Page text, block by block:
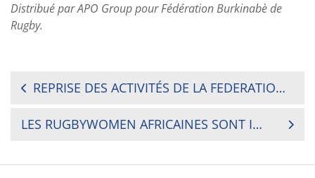
Distribué par APO Group pour Fédération Burkinabè de
Rugby.
NAVIGATION
REPRISE DES ACTIVITÉS DE LA FEDERATION MAURITANIENNE DE RUGBY
LES RUGBYWOMEN AFRICAINES SONT INARRÊTABLES